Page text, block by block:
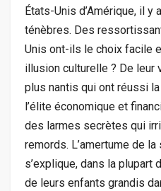
États-Unis d’Amérique, il
ténèbres. Des
Unis ont-ils le choix facile
illusion culturelle ? De
plus nantis qui ont réussi
l’élite économique et
des larmes secrètes qui
remords. L’amertume de
s’explique, dans la plupart
de leurs enfants grandis